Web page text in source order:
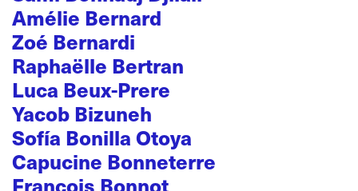
Amélie Bernard
Zoé Bernardi
Raphaëlle Bertran
Luca Beux-Prere
Yacob Bizuneh
Sofía Bonilla Otoya
Capucine Bonneterre
François Bonnot